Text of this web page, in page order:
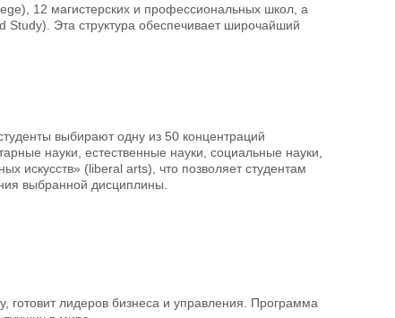
12 магистерских и профессиональных школ, а
Эта структура обеспечивает широчайший
выбирают одну из 50 концентраций
науки, естественные науки, социальные науки,
искусств» (liberal arts), что позволяет студентам
выбранной дисциплины.
готовит лидеров бизнеса и управления. Программа